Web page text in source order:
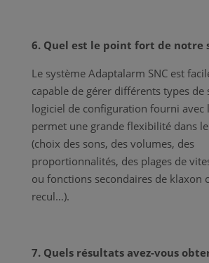
6. Quel est le point fort de notre
Le système Adaptalarm SNC est
capable de gérer différents types de
logiciel de configuration fourni avec
permet une grande flexibilité dans
(choix des sons, des volumes, des
proportionnalités, des plages de
ou fonctions secondaires de klaxon
recul…).
7. Quels résultats avez-vous